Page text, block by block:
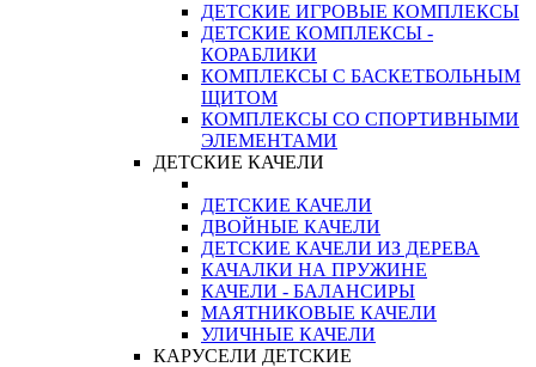
ДЕТСКИЕ ИГРОВЫЕ КОМПЛЕКСЫ
ДЕТСКИЕ КОМПЛЕКСЫ -
КОРАБЛИКИ
КОМПЛЕКСЫ С БАСКЕТБОЛЬНЫМ
ЩИТОМ
КОМПЛЕКСЫ СО СПОРТИВНЫМИ
ЭЛЕМЕНТАМИ
ДЕТСКИЕ КАЧЕЛИ
ДЕТСКИЕ КАЧЕЛИ
ДВОЙНЫЕ КАЧЕЛИ
ДЕТСКИЕ КАЧЕЛИ ИЗ ДЕРЕВА
КАЧАЛКИ НА ПРУЖИНЕ
КАЧЕЛИ - БАЛАНСИРЫ
МАЯТНИКОВЫЕ КАЧЕЛИ
УЛИЧНЫЕ КАЧЕЛИ
КАРУСЕЛИ ДЕТСКИЕ